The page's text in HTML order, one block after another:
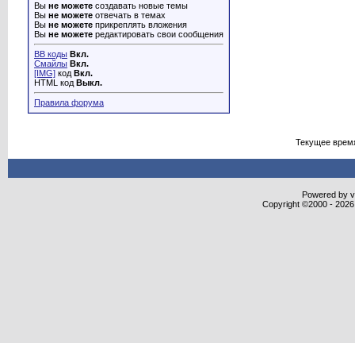
Вы не можете создавать новые темы
Вы не можете отвечать в темах
Вы не можете прикреплять вложения
Вы не можете редактировать свои сообщения
BB коды Вкл.
Смайлы Вкл.
[IMG] код Вкл.
HTML код Выкл.
Правила форума
Текущее
Powered by
Copyright ©2000 -